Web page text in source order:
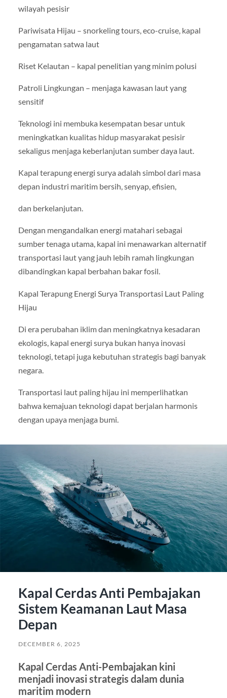
wilayah pesisir
Pariwisata Hijau – snorkeling tours, eco-cruise, kapal
pengamatan satwa laut
Riset Kelautan – kapal penelitian yang minim polusi
Patroli Lingkungan – menjaga kawasan laut yang
sensitif
Teknologi ini membuka kesempatan besar untuk
meningkatkan kualitas hidup masyarakat pesisir
sekaligus menjaga keberlanjutan sumber daya laut.
Kapal terapung energi surya adalah simbol dari masa
depan industri maritim bersih, senyap, efisien,
dan berkelanjutan.
Dengan mengandalkan energi matahari sebagai
sumber tenaga utama, kapal ini menawarkan alternatif
transportasi laut yang jauh lebih ramah lingkungan
dibandingkan kapal berbahan bakar fosil.
Kapal Terapung Energi Surya Transportasi Laut Paling
Hijau
Di era perubahan iklim dan meningkatnya kesadaran
ekologis, kapal energi surya bukan hanya inovasi
teknologi, tetapi juga kebutuhan strategis bagi banyak
negara.
Transportasi laut paling hijau ini memperlihatkan
bahwa kemajuan teknologi dapat berjalan harmonis
dengan upaya menjaga bumi.
Kapal Cerdas Anti Pembajakan
Sistem Keamanan Laut Masa
Depan
DECEMBER 6, 2025
Kapal Cerdas Anti-Pembajakan kini
menjadi inovasi strategis dalam dunia
maritim modern